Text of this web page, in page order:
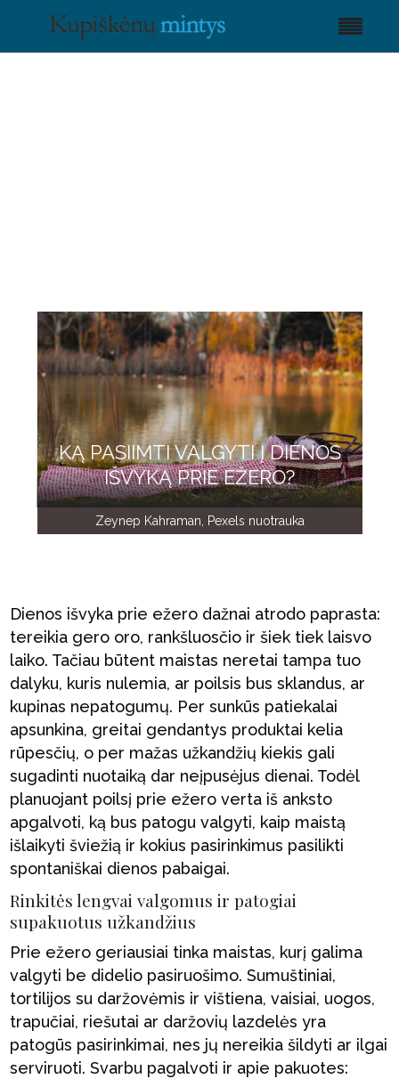
KĄ PASIIMTI VALGYTI Į DIENOS
IŠVYKĄ PRIE EŽERO?
Zeynep Kahraman, Pexels nuotrauka
Dienos išvyka prie ežero dažnai atrodo paprasta:
tereikia gero oro, rankšluosčio ir šiek tiek laisvo
laiko. Tačiau būtent maistas neretai tampa tuo
dalyku, kuris nulemia, ar poilsis bus sklandus, ar
kupinas nepatogumų. Per sunkūs patiekalai
apsunkina, greitai gendantys produktai kelia
rūpesčių, o per mažas užkandžių kiekis gali
sugadinti nuotaiką dar neįpusėjus dienai. Todėl
planuojant poilsį prie ežero verta iš anksto
apgalvoti, ką bus patogu valgyti, kaip maistą
išlaikyti šviežią ir kokius pasirinkimus pasilikti
spontaniškai dienos pabaigai.
Rinkitės lengvai valgomus ir patogiai
supakuotus užkandžius
Prie ežero geriausiai tinka maistas, kurį galima
valgyti be didelio pasiruošimo. Sumuštiniai,
tortilijos su daržovėmis ir vištiena, vaisiai, uogos,
trapučiai, riešutai ar daržovių lazdelės yra
patogūs pasirinkimai, nes jų nereikia šildyti ar ilgai
serviruoti. Svarbu pagalvoti ir apie pakuotes: